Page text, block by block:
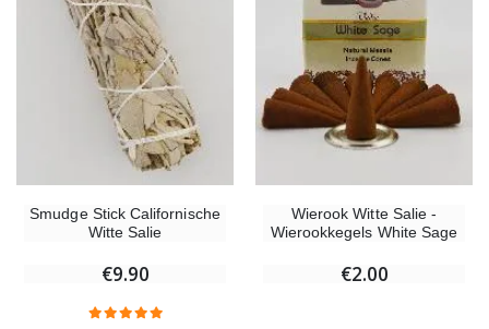
Smudge Stick Californische
Witte Salie
€9.90
Wierook Witte Salie -
Wierookkegels White Sage
€2.00
-10%
€15.00 €13.50
Wierook-Set Benzoë + Kooltjes + Wierookvat
€21.90
€24.90 €19.92
€12.00